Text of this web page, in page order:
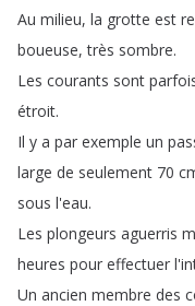
Au milieu, la grotte est
boueuse,très sombre.
Les courants sont
étroit.
Il y a par exemple un
large de seulement 70
sous l'eau.
Les plongeurs aguerris
heures pour effectuer
Un ancien membre des